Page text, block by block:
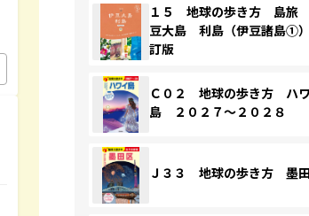
１５ 地球の歩き方 島旅
豆大島 利島（伊豆諸島①
訂版
Ｃ０２ 地球の歩き方 ハ
島 ２０２７～２０２８
Ｊ３３ 地球の歩き方 墨